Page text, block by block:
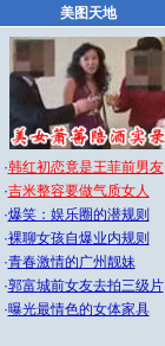
美图天地
·韩红初恋竟是王菲前男友
·吉米整容要做气质女人
·爆笑：娱乐圈的潜规则
·裸聊女孩自爆业内规则
·青春激情的广州靓妹
·郭富城前女友去拍三级片
·曝光最情色的女体家具